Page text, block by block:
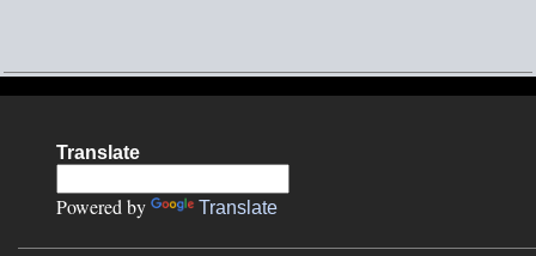
e
Translate
Powered by Translate